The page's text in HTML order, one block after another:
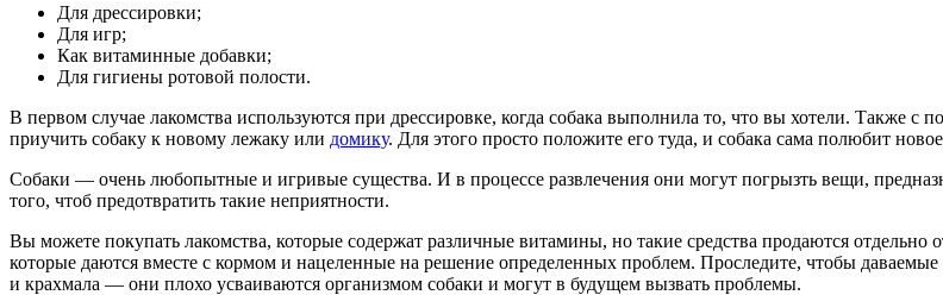
Для дрессировки;
Для игр;
Как витаминные добавки;
Для гигиены ротовой полости.
В первом случае лакомства используются при дрессировке, когда собака выполнила то, что вы хотели. Также
приучить собаку к новому лежаку или домику. Для этого просто положите его туда, и собака сама полюбит
Собаки — очень любопытные и игривые существа. И в процессе развлечения они могут погрызть вещи,
того, чтоб предотвратить такие неприятности.
Вы можете покупать лакомства, которые содержат различные витамины, но такие средства продаются отдельно
которые даются вместе с кормом и нацеленные на решение определенных проблем. Проследите, чтобы
и крахмала — они плохо усваиваются организмом собаки и могут в будущем вызвать проблемы.